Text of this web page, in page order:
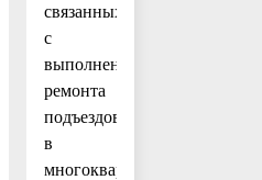
связанных
с
выполнением
ремонта
подъездов
в
многоквартирных